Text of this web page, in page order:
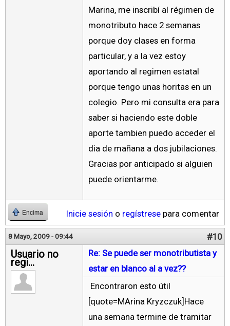
Marina, me inscribí al régimen de
monotributo hace 2 semanas
porque doy clases en forma
particular, y a la vez estoy
aportando al regimen estatal
porque tengo unas horitas en un
colegio. Pero mi consulta era para
saber si haciendo este doble
aporte tambien puedo acceder el
dia de mañana a dos jubilaciones.
Gracias por anticipado si alguien
puede orientarme.
Encima Inicie sesión o regístrese para comentar
8 Mayo, 2009 - 09:44 #10
Usuario no
regi...
Re: Se puede ser monotributista y
estar en blanco al a vez??
Encontraron esto útil
[quote=MArina Kryzczuk]Hace
una semana termine de tramitar